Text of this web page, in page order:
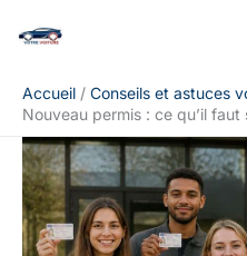
Accueil
Conseils et astuces
Nouveau permis : ce qu’il